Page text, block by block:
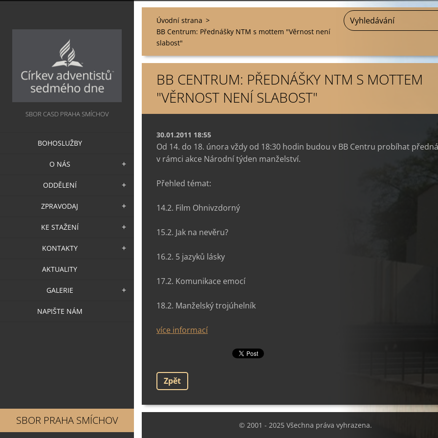
SBOR CASD PRAHA SMÍCHOV
BOHOSLUŽBY
O NÁS
ODDĚLENÍ
ZPRAVODAJ
KE STAŽENÍ
KONTAKTY
AKTUALITY
GALERIE
NAPIŠTE NÁM
SBOR PRAHA SMÍCHOV
Úvodní strana >
BB Centrum: Přednášky NTM s mottem "Věrnost není
slabost"
BB CENTRUM: PŘEDNÁŠKY NTM S MOTTEM
"VĚRNOST NENÍ SLABOST"
30.01.2011 18:55
Od 14. do 18. února vždy od 18:30 hodin budou v BB Centru probíhat
v rámci akce Národní týden manželství.
Přehled témat:
14.2. Film Ohnivzdorný
15.2. Jak na nevěru?
16.2. 5 jazyků lásky
17.2. Komunikace emocí
18.2. Manželský trojúhelník
více informací
Zpět
© 2001 - 2025 Všechna práva vyhrazena.